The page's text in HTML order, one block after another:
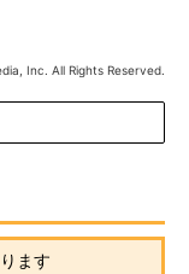
Inc. All Rights Reserved.
ます